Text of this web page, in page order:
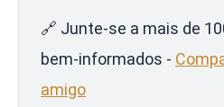
🔗 Junte-se a mais de
bem-informados -
amigo